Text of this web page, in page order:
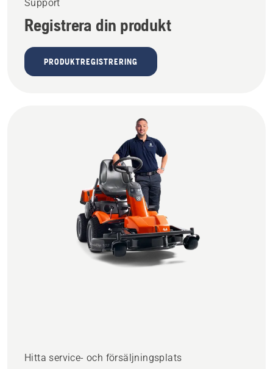
Support
Registrera din produkt
PRODUKTREGISTRERING
Hitta service- och försäljningsplats